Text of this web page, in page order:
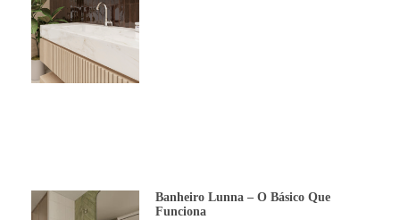
Banheiro Lunna – O Básico Que
Funciona